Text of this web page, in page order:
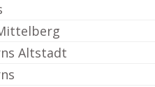
Altstadt